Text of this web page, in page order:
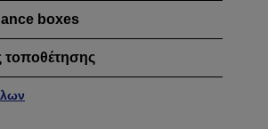
boxes
τοποθέτησης